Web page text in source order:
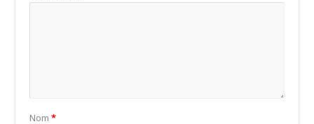
Nom*